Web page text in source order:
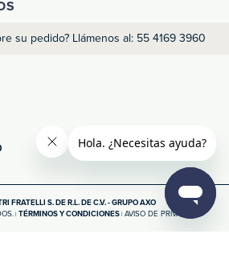
su pedido? Llámenos al: 55 4169 3960
FRATELLI S. DE R.L. DE C.V. - GRUPO AXO
| TÉRMINOS Y CONDICIONES | AVISO DE PRIVACIDAD